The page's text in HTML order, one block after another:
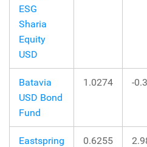
ESG
Sharia
Equity
USD
Batavia
USD Bond
Fund
1.0274 -
Eastspring
0.6255